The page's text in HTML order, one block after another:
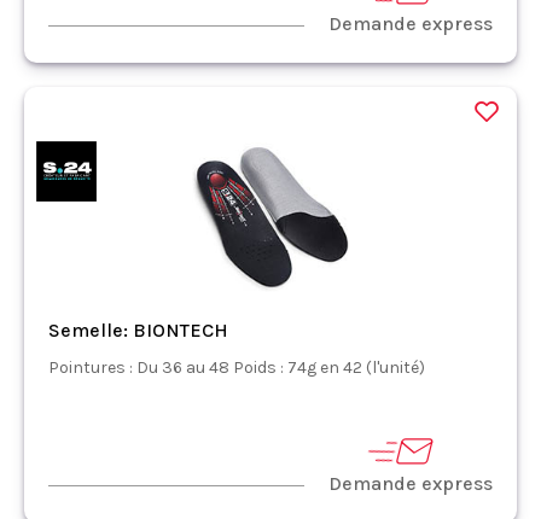
Demande express
Semelle: BIONTECH
Pointures : Du 36 au 48 Poids : 74g en 42 (l'unité)
Demande express